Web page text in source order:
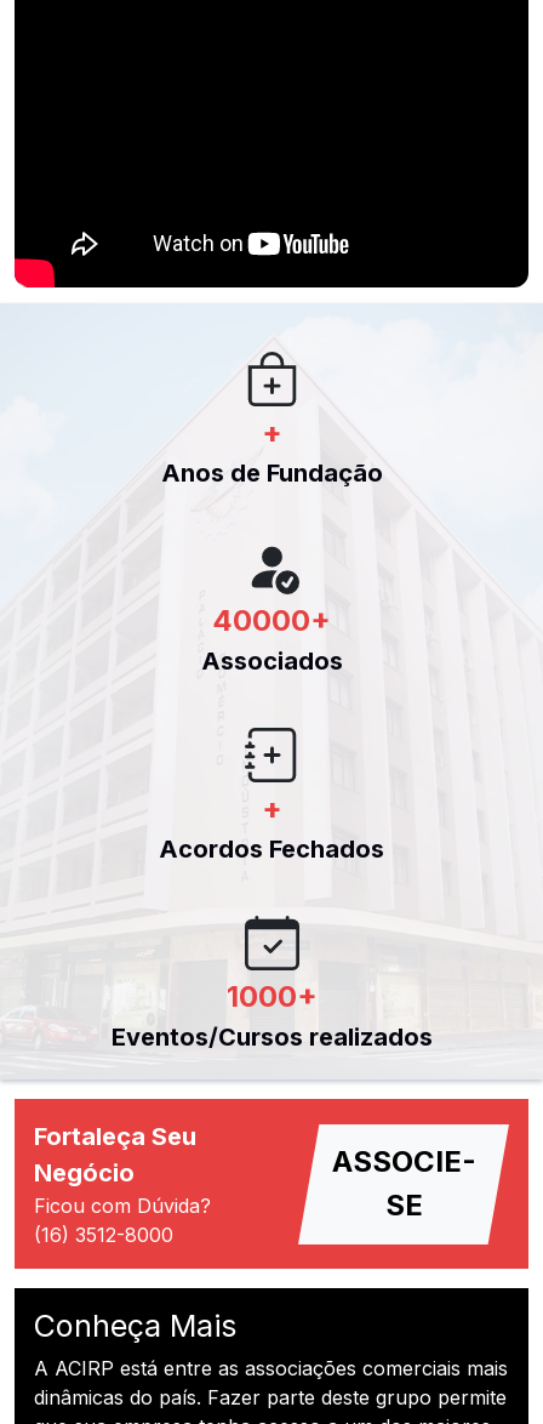
+
Anos de Fundação
40000+
Associados
+
Acordos Fechados
1000+
Eventos/Cursos realizados
Fortaleça Seu
Negócio
Ficou com Dúvida?
(16) 3512-8000
ASSOCIE-
SE
Conheça Mais
A ACIRP está entre as associações comerciais mais
dinâmicas do país. Fazer parte deste grupo permite